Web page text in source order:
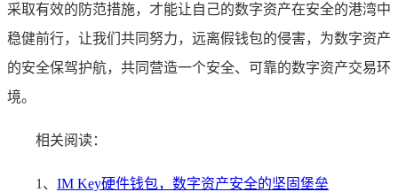
采取有效的防范措施，才能让自己的数字资产在安全的港湾中
稳健前行，让我们共同努力，远离假钱包的侵害，为数字资产
的安全保驾护航，共同营造一个安全、可靠的数字资产交易环
境。
相关阅读：
1、 IM Key硬件钱包，数字资产安全的坚固堡垒